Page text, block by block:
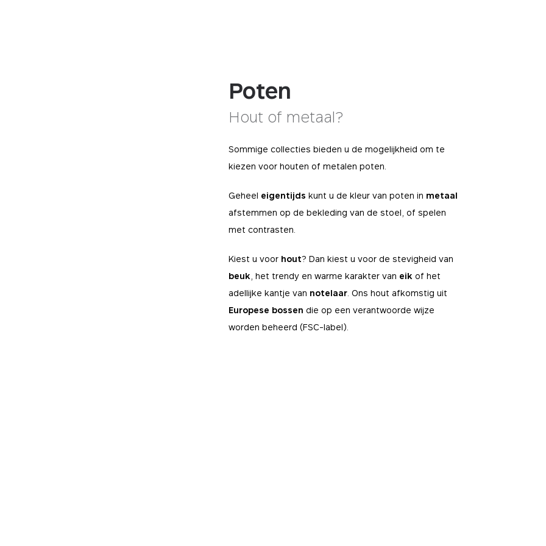
Poten
Hout of metaal?
Sommige collecties bieden u de mogelijkheid om te
kiezen voor houten of metalen poten.
Geheel eigentijds kunt u de kleur van poten in metaal
afstemmen op de bekleding van de stoel, of spelen
met contrasten.
Kiest u voor hout? Dan kiest u voor de stevigheid van
beuk , het trendy en warme karakter van eik of het
adellijke kantje van notelaar . Ons houtafkomstig uit
Europese bossen die op een verantwoorde wijze
worden beheerd (FSC-label)